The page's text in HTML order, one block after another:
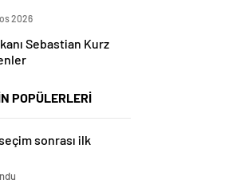
2026
Sebastian Kurz
POPÜLERLERİ
sonrası ilk